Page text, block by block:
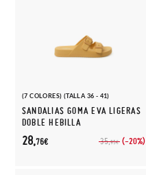
(7 COLORES) (TALLA 36 - 41)
SANDALIAS GOMA EVA LIGERAS
DOBLE HEBILLA
35,95€ (-20%)
28,76€